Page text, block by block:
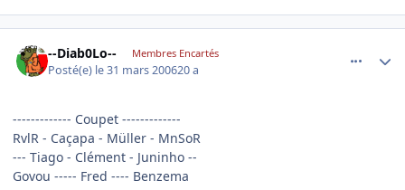
--Diab0Lo-- Membres Encartés
Posté(e) le 31 mars 200620 a
------------- Coupet -------------
RvlR - Caçapa - Müller - MnSoR
--- Tiago - Clément - Juninho --
Govou ----- Fred ---- Benzema